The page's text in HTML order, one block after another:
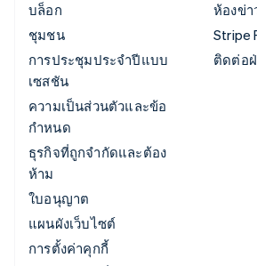
บล็อก
ชุมชน
การประชุมประจำปีแบบ
เซสชัน
ความเป็นส่วนตัวและข้อ
กำหนด
ธุรกิจที่ถูกจำกัดและต้อง
ห้าม
ใบอนุญาต
แผนผังเว็บไซต์
การตั้งค่าคุกกี้
ห้องข่า
Stripe
ติดต่อ